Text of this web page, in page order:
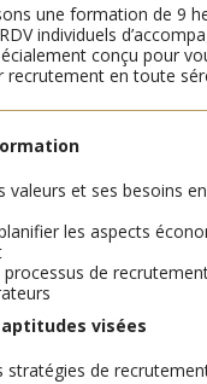
une formation de 9
individuels
conçu pour
recrutement en toute
valeurs et ses besoins
les aspects
de
visées
stratégies de